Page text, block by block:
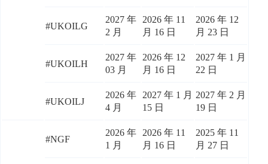
#UKOILG
2027 年
2 月
2026 年 11
月 16 日
2026 年 12
月 23 日
#UKOILH
2027 年
03 月
2026 年 12
月 16 日
2027 年 1 月
22 日
#UKOILJ
2026 年
4 月
2027 年 1 月
15 日
2027 年 2 月
19 日
#NGF
2026 年
1 月
2026 年 11
月 16 日
2025 年 11
月 27 日